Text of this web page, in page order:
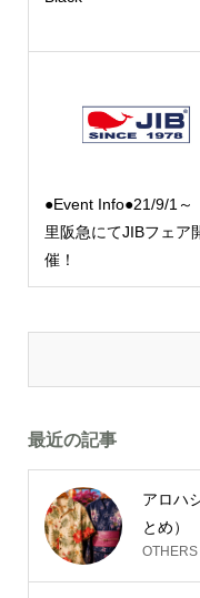
●Event Info●21/9/1
里阪急にてJIBフェア
催！
最近の記事
アロハ
とめ）
OTHERS